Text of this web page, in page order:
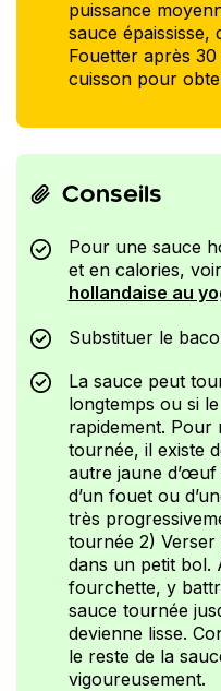
puissance
sauce épaississe,
Fouetter après
cuisson pour
Conseils
Pour une sauce
et en calories,
hollandaise au
Substituer le
La sauce peut
longtemps ou si
rapidement.
tournée, il existe
autre jaune d’œuf
d’un fouet ou
très
tournée 2) Verser
dans un petit bol.
fourchette, y
sauce tournée
devienne lisse.
le reste de la
vigoureusement.